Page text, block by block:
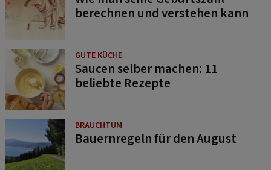
berechnen und verstehen kann
GUTE KÜCHE
Saucen selber machen: 11
beliebte Rezepte
BRAUCHTUM
Bauernregeln für den August